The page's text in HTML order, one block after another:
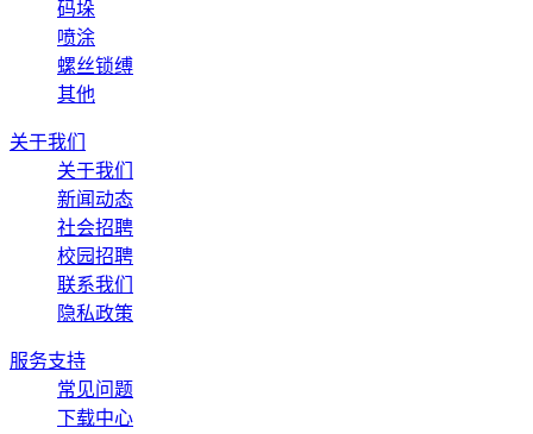
码垛
喷涂
螺丝锁缚
其他
关于我们
关于我们
新闻动态
社会招聘
校园招聘
联系我们
隐私政策
服务支持
常见问题
下载中心